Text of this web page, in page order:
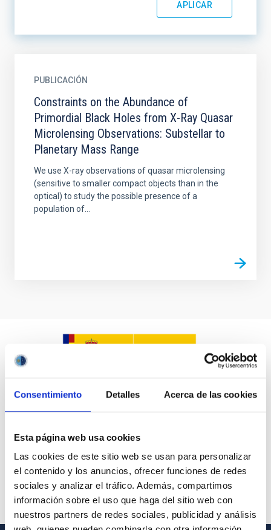
Consentimiento Detalles Acerca de las cookies
Esta página web usa cookies
Las cookies de este sitio web se usan para personalizar
el contenido y los anuncios, ofrecer funciones de redes
sociales y analizar el tráfico. Además, compartimos
información sobre el uso que haga del sitio web con
nuestros partners de redes sociales, publicidad y análisis
PUBLICACIÓN
Constraints on the Abundance of
Primordial Black Holes from X-Ray Quasar
Microlensing Observations: Substellar to
Planetary Mass Range
We use X-ray observations of quasar microlensing
(sensitive to smaller compact objects than in the
optical) to study the possible presence of a
population of...